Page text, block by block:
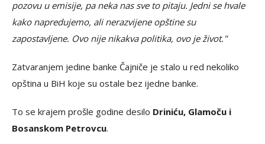
pozovu u emisije, pa neka nas sve to pitaju. Jedni se hvale
kako napredujemo, ali nerazvijene opštine su
zapostavljene. Ovo nije nikakva politika, ovo je život."
Zatvaranjem jedine banke Čajniče je stalo u red nekoliko
opština u BiH koje su ostale bez ijedne banke.
To se krajem prošle godine desilo Driniću, Glamoču i
Bosanskom Petrovcu.